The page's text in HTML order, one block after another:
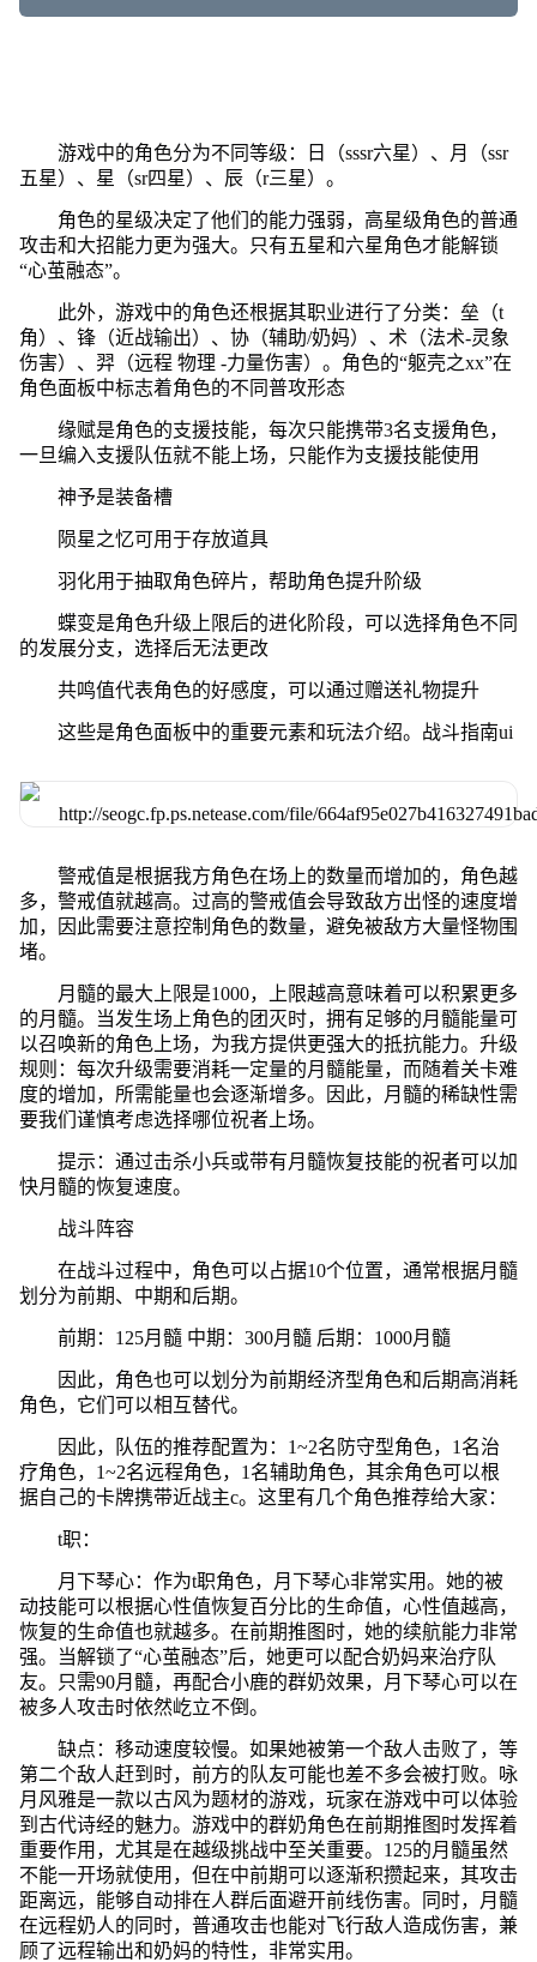
游戏中的角色分为不同等级：日（sssr六星）、月（ssr
五星）、星（sr四星）、辰（r三星）。
角色的星级决定了他们的能力强弱，高星级角色的普通
攻击和大招能力更为强大。只有五星和六星角色才能解锁
“心茧融态”。
此外，游戏中的角色还根据其职业进行了分类：垒（t
角）、锋（近战输出）、协（辅助/奶妈）、术（法术-灵象
伤害）、羿（远程 物理 -力量伤害）。角色的“躯壳之xx”在
角色面板中标志着角色的不同普攻形态
缘赋是角色的支援技能，每次只能携带3名支援角色，
一旦编入支援队伍就不能上场，只能作为支援技能使用
神予是装备槽
陨星之忆可用于存放道具
羽化用于抽取角色碎片，帮助角色提升阶级
蝶变是角色升级上限后的进化阶段，可以选择角色不同
的发展分支，选择后无法更改
共鸣值代表角色的好感度，可以通过赠送礼物提升
这些是角色面板中的重要元素和玩法介绍。战斗指南ui
警戒值是根据我方角色在场上的数量而增加的，角色越
多，警戒值就越高。过高的警戒值会导致敌方出怪的速度增
加，因此需要注意控制角色的数量，避免被敌方大量怪物围
堵。
月髓的最大上限是1000，上限越高意味着可以积累更多
的月髓。当发生场上角色的团灭时，拥有足够的月髓能量可
以召唤新的角色上场，为我方提供更强大的抵抗能力。升级
规则：每次升级需要消耗一定量的月髓能量，而随着关卡难
度的增加，所需能量也会逐渐增多。因此，月髓的稀缺性需
要我们谨慎考虑选择哪位祝者上场。
提示：通过击杀小兵或带有月髓恢复技能的祝者可以加
快月髓的恢复速度。
战斗阵容
在战斗过程中，角色可以占据10个位置，通常根据月髓
划分为前期、中期和后期。
前期：125月髓 中期：300月髓 后期：1000月髓
因此，角色也可以划分为前期经济型角色和后期高消耗
角色，它们可以相互替代。
因此，队伍的推荐配置为：1~2名防守型角色，1名治
疗角色，1~2名远程角色，1名辅助角色，其余角色可以根
据自己的卡牌携带近战主c。这里有几个角色推荐给大家：
t职：
月下琴心：作为t职角色，月下琴心非常实用。她的被
动技能可以根据心性值恢复百分比的生命值，心性值越高，
恢复的生命值也就越多。在前期推图时，她的续航能力非常
强。当解锁了“心茧融态”后，她更可以配合奶妈来治疗队
友。只需90月髓，再配合小鹿的群奶效果，月下琴心可以在
被多人攻击时依然屹立不倒。
缺点：移动速度较慢。如果她被第一个敌人击败了，等
第二个敌人赶到时，前方的队友可能也差不多会被打败。咏
月风雅是一款以古风为题材的游戏，玩家在游戏中可以体验
到古代诗经的魅力。游戏中的群奶角色在前期推图时发挥着
重要作用，尤其是在越级挑战中至关重要。125的月髓虽然
不能一开场就使用，但在中前期可以逐渐积攒起来，其攻击
距离远，能够自动排在人群后面避开前线伤害。同时，月髓
在远程奶人的同时，普通攻击也能对飞行敌人造成伤害，兼
顾了远程输出和奶妈的特性，非常实用。